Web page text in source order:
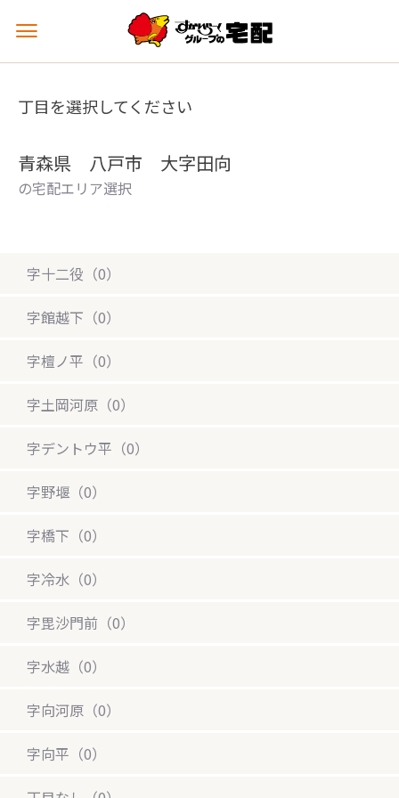
メ
ュ
を
丁目を選択してください
青森県 八戸市 大字田向
の宅配エリア選択
字十二役（0）
字館越下（0）
字檀ノ平（0）
字土岡河原（0）
字デントウ平（0）
字野堰（0）
字橋下（0）
字冷水（0）
字毘沙門前（0）
字水越（0）
字向河原（0）
字向平（0）